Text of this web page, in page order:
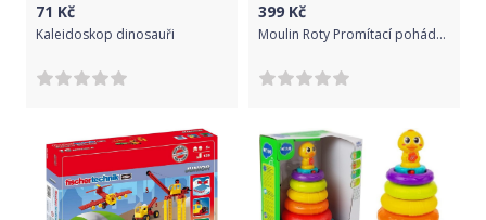
71 Kč
Kaleidoskop dinosauři
399 Kč
Moulin Roty Promítací pohádky džungle